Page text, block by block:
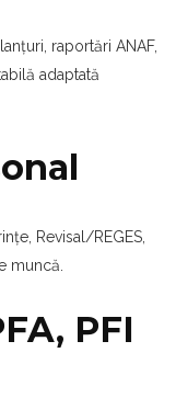
raportări ANAF,
adaptată
Revisal/REGES,
muncă.
PFI